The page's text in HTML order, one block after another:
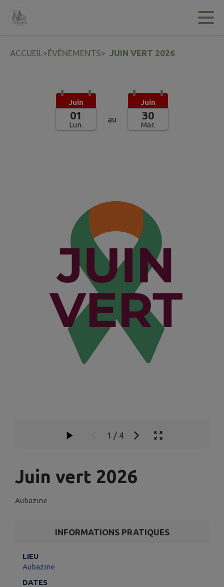
Contenu
ACCUEIL>ÉVÉNEMENTS> JUIN VERT 2026
Juin
01
Lun.
au
Juin
30
Mar.
1 / 4
Juin vert 2026
Aubazine
INFORMATIONS PRATIQUES
LIEU
Aubazine
DATES